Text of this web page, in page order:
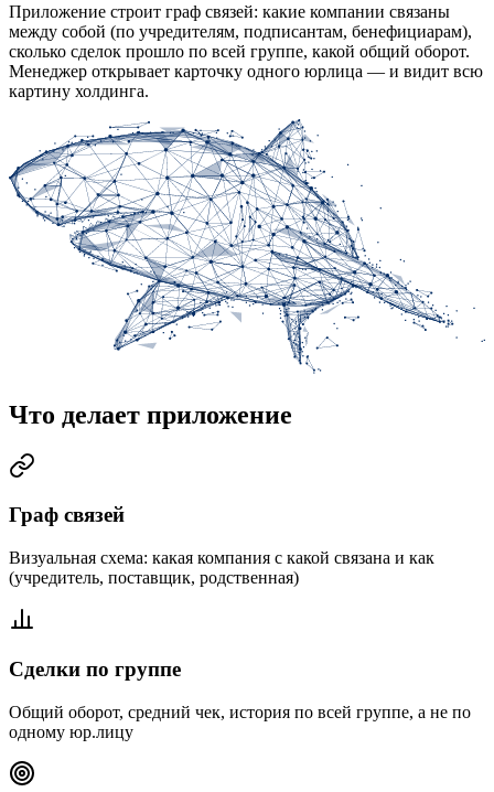
Приложение строит граф связей: какие компании связаны
между собой (по учредителям, подписантам, бенефициарам),
сколько сделок прошло по всей группе, какой общий оборот.
Менеджер открывает карточку одного юрлица — и видит всю
картину холдинга.
Что делает приложение
Граф связей
Визуальная схема: какая компания с какой связана и как
(учредитель, поставщик, родственная)
Сделки по группе
Общий оборот, средний чек, история по всей группе, а не по
одному юр.лицу